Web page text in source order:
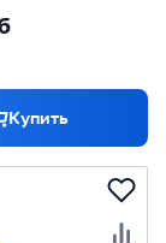
Купить